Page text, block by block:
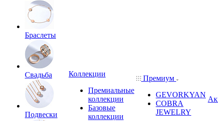
Браслеты
Свадьба
Подвески
Коллекции
Премиальные
коллекции
Базовые
коллекции
Премиум
GEVORKYAN
COBRA
JEWELRY